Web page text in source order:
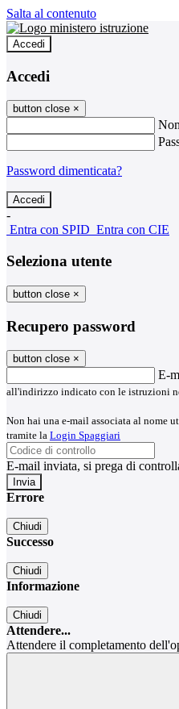
Salta al contenuto
Accedi
Accedi
button close ×
Password dimenticata?
-
Entra con SPID Entra con CIE
Seleziona utente
button close ×
Recupero password
button close ×
E-
all'indirizzo indicato con le istruzioni
Non hai una e-mail associata al nome
tramite la Login Spaggiari
E-mail inviata, si prega di
Errore
Chiudi
Successo
Chiudi
Informazione
Chiudi
Attendere...
Attendere il completamento